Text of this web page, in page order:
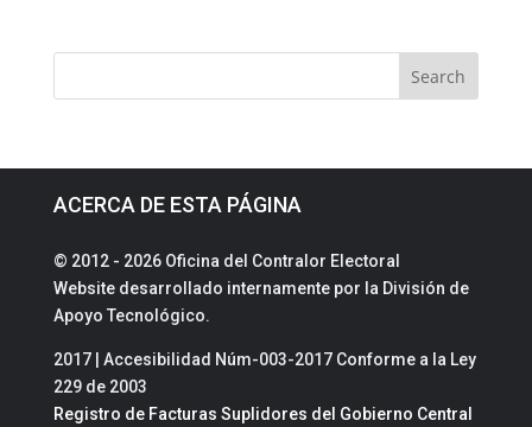
ACERCA DE ESTA PÁGINA
© 2012 - 2026 Oficina del Contralor Electoral
Website desarrollado internamente por la División de
Apoyo Tecnológico.
2017 | Accesibilidad Núm-003-2017 Conforme a la Ley
229 de 2003
Registro de Facturas Suplidores del Gobierno Central